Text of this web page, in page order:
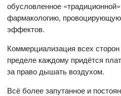
обусловленное
фармакологию,
эффектов.
Коммерциализация всех
пределе каждому придётся
за право дышать воздухом.
Всё более запутанное и